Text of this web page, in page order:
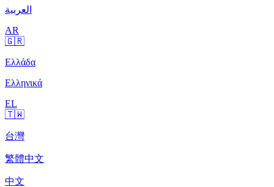
العربية
AR
🇬🇷
Ελλάδα
Ελληνικά
EL
🇹🇼
台灣
繁體中文
中文